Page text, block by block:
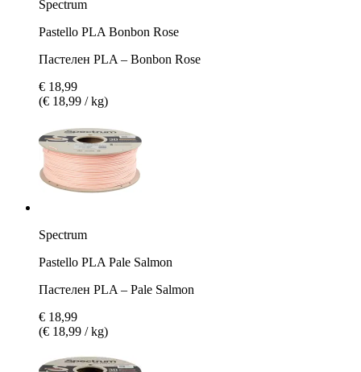
Spectrum
Pastello PLA Bonbon Rose
Пастелен PLA – Bonbon Rose
€ 18,99
(€ 18,99 / kg)
Spectrum
Pastello PLA Pale Salmon
Пастелен PLA – Pale Salmon
€ 18,99
(€ 18,99 / kg)